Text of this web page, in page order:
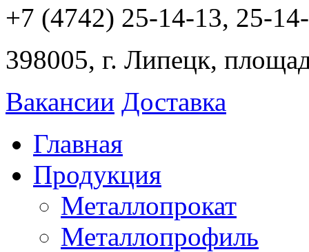
+7 (4742) 25-14-13, 25-
398005, г. Липецк,
Вакансии Доставка
Главная
Продукция
Металлопрокат
Металлопрофиль